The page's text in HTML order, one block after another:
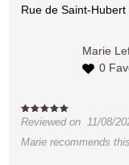
Rue de Saint-
Marie
0
Reviewed on11/08/
Marie recommends